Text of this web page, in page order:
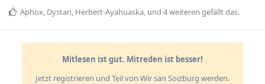
Aphox, Dystan, Herbert-Ayahuaska, und 4weiteren gefällt das.
Mitlesen ist gut. Mitreden ist besser!
Jetzt registrieren und Teil von Wir san Soizburg werden.